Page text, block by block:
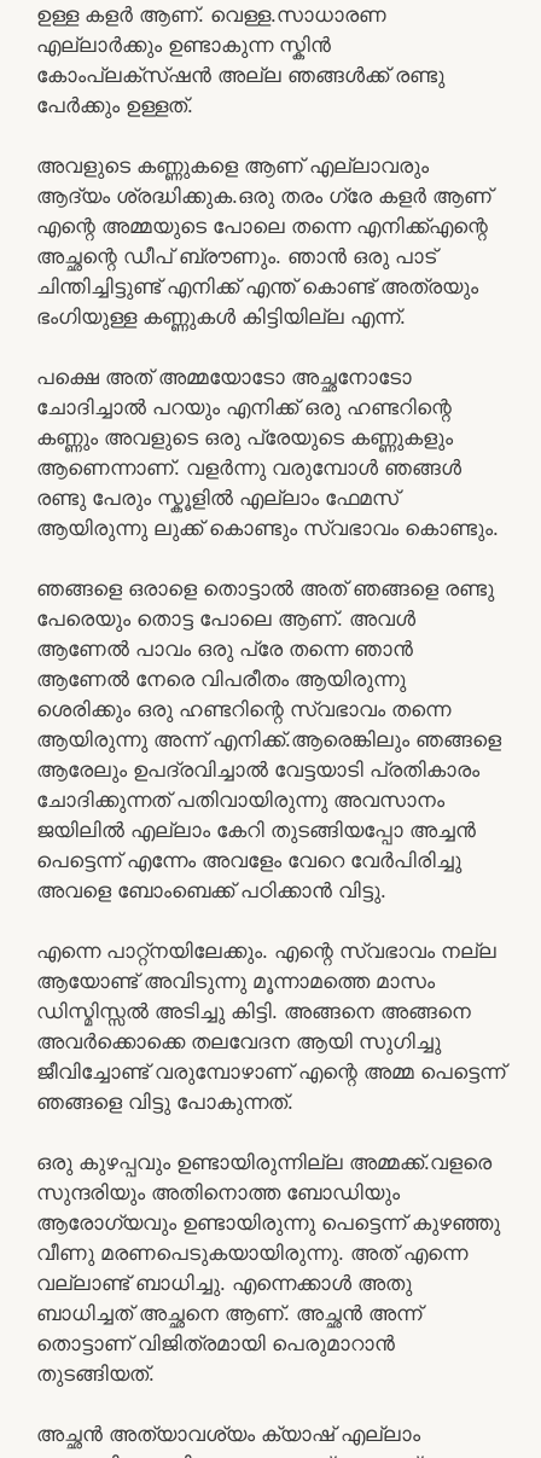
ഉള്ള കളർ ആണ്. വെള്ള.സാധാരണ
എല്ലാർക്കും ഉണ്ടാകുന്ന സ്കിൻ
കോംപ്ലക്സ്ഷൻ അല്ല ഞങ്ങൾക്ക് രണ്ടു
പേർക്കും ഉള്ളത്.
അവളുടെ കണ്ണുകളെ ആണ് എല്ലാവരും
ആദ്യം ശ്രദ്ധിക്കുക.ഒരു തരം ഗ്രേ കളർ ആണ്
എന്റെ അമ്മയുടെ പോലെ തന്നെ എനിക്ക്എന്റെ
അച്ഛന്റെ ഡീപ് ബ്രൗണും. ഞാൻ ഒരു പാട്
ചിന്തിച്ചിട്ടുണ്ട് എനിക്ക് എന്ത് കൊണ്ട് അത്രയും
ഭംഗിയുള്ള കണ്ണുകൾ കിട്ടിയില്ല എന്ന്.
പക്ഷെ അത് അമ്മയോടോ അച്ഛനോടോ
ചോദിച്ചാൽ പറയും എനിക്ക് ഒരു ഹണ്ടറിന്റെ
കണ്ണും അവളുടെ ഒരു പ്രേയുടെ കണ്ണുകളും
ആണെന്നാണ്. വളർന്നു വരുമ്പോൾ ഞങ്ങൾ
രണ്ടു പേരും സ്കൂളിൽ എല്ലാം ഫേമസ്
ആയിരുന്നു ലുക്ക്‌ കൊണ്ടും സ്വഭാവം കൊണ്ടും.
ഞങ്ങളെ ഒരാളെ തൊട്ടാൽ അത് ഞങ്ങളെ രണ്ടു
പേരെയും തൊട്ട പോലെ ആണ്. അവൾ
ആണേൽ പാവം ഒരു പ്രേ തന്നെ ഞാൻ
ആണേൽ നേരെ വിപരീതം ആയിരുന്നു
ശെരിക്കും ഒരു ഹണ്ടറിന്റെ സ്വഭാവം തന്നെ
ആയിരുന്നു അന്ന് എനിക്ക്.ആരെങ്കിലും ഞങ്ങളെ
ആരേലും ഉപദ്രവിച്ചാൽ വേട്ടയാടി പ്രതികാരം
ചോദിക്കുന്നത് പതിവായിരുന്നു അവസാനം
ജയിലിൽ എല്ലാം കേറി തുടങ്ങിയപ്പോ അച്ചൻ
പെട്ടെന്ന് എന്നേം അവളേം വേറെ വേർപിരിച്ചു
അവളെ ബോംബെക്ക് പഠിക്കാൻ വിട്ടു.
എന്നെ പാറ്റ്‌നയിലേക്കും. എന്റെ സ്വഭാവം നല്ല
ആയോണ്ട് അവിടുന്നു മൂന്നാമത്തെ മാസം
ഡിസ്മിസ്സൽ അടിച്ചു കിട്ടി. അങ്ങനെ അങ്ങനെ
അവർക്കൊക്കെ തലവേദന ആയി സുഗിച്ചു
ജീവിച്ചോണ്ട് വരുമ്പോഴാണ് എന്റെ അമ്മ പെട്ടെന്ന്
ഞങ്ങളെ വിട്ടു പോകുന്നത്.
ഒരു കുഴപ്പവും ഉണ്ടായിരുന്നില്ല അമ്മക്ക്.വളരെ
സുന്ദരിയും അതിനൊത്ത ബോഡിയും
ആരോഗ്യവും ഉണ്ടായിരുന്നു പെട്ടെന്ന് കുഴഞ്ഞു
വീണു മരണപെടുകയായിരുന്നു. അത് എന്നെ
വല്ലാണ്ട് ബാധിച്ചു. എന്നെക്കാൾ അതു
ബാധിച്ചത് അച്ഛനെ ആണ്. അച്ഛൻ അന്ന്
തൊട്ടാണ് വിജിത്രമായി പെരുമാറാൻ
തുടങ്ങിയത്.
അച്ഛൻ അത്യാവശ്യം ക്യാഷ് എല്ലാം